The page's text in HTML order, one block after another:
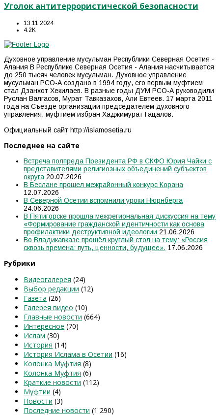
Уголок антитеррористической безопасности
13.11.2024
4.2K
Духовное управление мусульман Республики Северная Осетия -
Алания В Республике Северная Осетия - Алания насчитывается
до 250 тысяч человек мусульман. Духовное управление
мусульман РСО-А создано в 1994 году, его первым муфтием
стал Дзанхот Хекилаев. В разные годы ДУМ РСО-А руководили
Руслан Валгасов, Мурат Тавказахов, Али Евтеев. 17 марта 2011
года на Съезде организации председателем духовного
управления, муфтием избран Хаджимурат Гацалов.
Официальный сайт http://islamosetia.ru
Последнее на сайте
Встреча полпреда Президента РФ в СКФО Юрия Чайки с
представителями религиозных объединений субъектов
округа 20.07.2026
В Беслане прошел межрайонный конкурс Корана
12.07.2026
В Северной Осетии вспомнили уроки Нюрнберга
24.06.2026
В Пятигорске прошла межрегиональная дискуссия на тему
«Формирование гражданской идентичности как основа
профилактики деструктивной идеологии 21.06.2026
Во Владикавказе прошёл круглый стол на тему: «Россия
сквозь времена: путь, ценности, будущее». 17.06.2026
Рубрики
Видеогалерея (24)
Выбор редакции (12)
Газета (26)
Галерея видео (10)
Главные новости (664)
Интересное (70)
Ислам (30)
История (14)
История Ислама в Осетии (16)
Колонка Муфтия (8)
Колонка Муфтия (6)
Краткие новости (112)
Муфтии (4)
Новости (3)
Последние новости (1 290)